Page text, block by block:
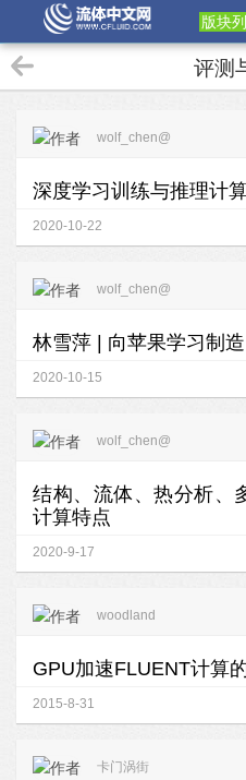
版块
评测
wolf_chen@
深度学习训练与推理计
2020-10-22
wolf_chen@
林雪萍 | 向苹果学习制
2020-10-15
wolf_chen@
结构、流体、热分析、
计算特点
2020-9-17
woodland
GPU加速FLUENT计算
2015-8-31
卡门涡街